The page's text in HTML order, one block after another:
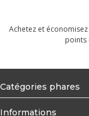
Achetez et
points
Catégories phares
Informations